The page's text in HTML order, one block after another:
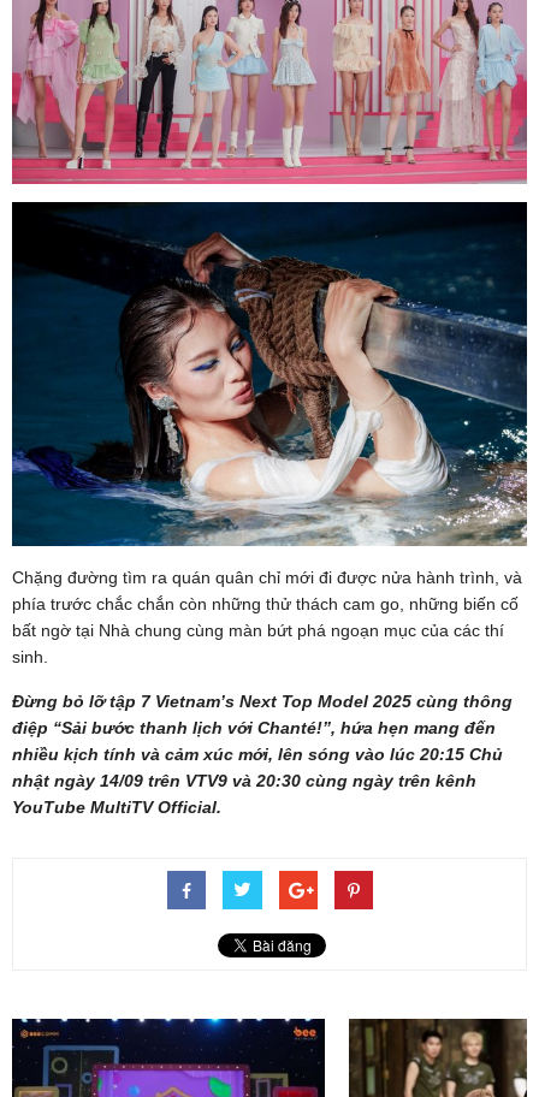
Chặng đường tìm ra quán quân chỉ mới đi được nửa hành trình, và
phía trước chắc chắn còn những thử thách cam go, những biến cố
bất ngờ tại Nhà chung cùng màn bứt phá ngoạn mục của các thí
sinh.
Đừng bỏ lỡ tập 7 Vietnam’s Next Top Model 2025 cùng thông
điệp “Sải bước thanh lịch với Chanté!”, hứa hẹn mang đến
nhiều kịch tính và cảm xúc mới, lên sóng vào lúc 20:15 Chủ
nhật ngày 14/09 trên VTV9 và 20:30 cùng ngày trên kênh
YouTube MultiTV Official.